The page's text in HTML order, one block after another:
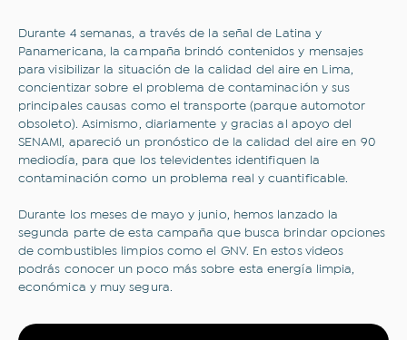
Durante 4 semanas, a través de la señal de Latina y
Panamericana, la campaña brindó contenidos y mensajes
para visibilizar la situación de la calidad del aire en Lima,
concientizar sobre el problema de contaminación y sus
principales causas como el transporte (parque automotor
obsoleto). Asimismo, diariamente y gracias al apoyo del
SENAMI, apareció un pronóstico de la calidad del aire en 90
mediodía, para que los televidentes identifiquen la
contaminación como un problema real y cuantificable.
Durante los meses de mayo y junio, hemos lanzado la
segunda parte de esta campaña que busca brindar opciones
de combustibles limpios como el GNV. En estos videos
podrás conocer un poco más sobre esta energía limpia,
económica y muy segura.